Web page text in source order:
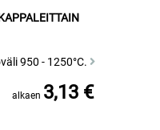
950 - 1250°C.
alkaen 3,13 €